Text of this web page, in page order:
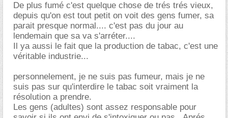
De plus fumé c'est quelque chose de trés trés vieux,
depuis qu'on est tout petit on voit des gens fumer, sa
parait presque normal.... c'est pas du jour au
lendemain que sa va s'arréter....
Il ya aussi le fait que la production de tabac, c'est une
véritable industrie...
personnelement, je ne suis pas fumeur, mais je ne
suis pas sur qu'interdire le tabac soit vraiment la
résolution a prendre.
Les gens (adultes) sont assez responsable pour